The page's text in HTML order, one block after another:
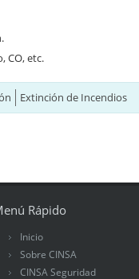
CO, etc.
Extinción de Incendios
Rápido
Inicio
Sobre CINSA
CINSA Seguridad